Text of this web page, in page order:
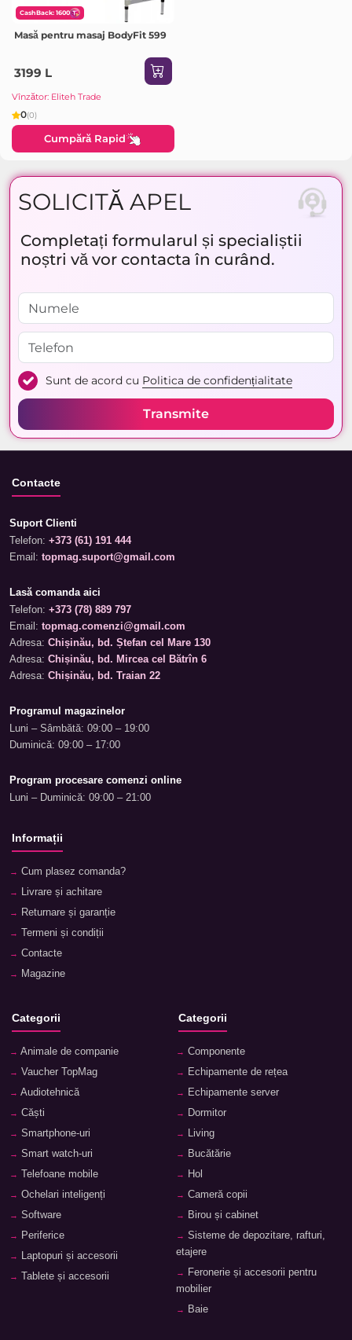
CashBack: 1600
Masă pentru masaj BodyFit 599
3199 L
Vînzător: Eliteh Trade
0(0)
Cumpără Rapid
SOLICITĂ APEL
Completați formularul și specialiștii
noștri vă vor contacta în curând.
Sunt de acord cu Politica de confidențialitate
Transmite
Contacte
Suport Clienti
Telefon: +373 (61) 191 444
Email: topmag.suport@gmail.com
Lasă comanda aici
Telefon: +373 (78) 889 797
Email: topmag.comenzi@gmail.com
Adresa: Chișinău, bd. Ștefan cel Mare 130
Adresa: Chișinău, bd. Mircea cel Bătrîn 6
Adresa: Chișinău, bd. Traian 22
Programul magazinelor
Luni – Sâmbătă: 09:00 – 19:00
Duminică: 09:00 – 17:00
Program procesare comenzi online
Luni – Duminică: 09:00 – 21:00
Informații
Cum plasez comanda?
Livrare și achitare
Returnare și garanție
Termeni și condiții
Contacte
Magazine
Categorii
Animale de companie
Vaucher TopMag
Audiotehnică
Căști
Smartphone-uri
Smart watch-uri
Telefoane mobile
Ochelari inteligenți
Software
Periferice
Laptopuri și accesorii
Tablete și accesorii
Categorii
Componente
Echipamente de rețea
Echipamente server
Dormitor
Living
Bucătărie
Hol
Cameră copii
Birou și cabinet
Sisteme de depozitare, rafturi,
etajere
Feronerie și accesorii pentru
mobilier
Baie